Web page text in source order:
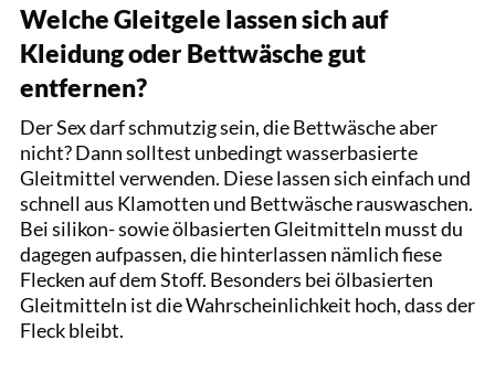
Welche Gleitgele lassen sich auf
Kleidung oder Bettwäsche gut
entfernen?
Der Sex darf schmutzig sein, die Bettwäsche aber
nicht? Dann solltest unbedingt wasserbasierte
Gleitmittel verwenden. Diese lassen sich einfach und
schnell aus Klamotten und Bettwäsche rauswaschen.
Bei silikon- sowie ölbasierten Gleitmitteln musst du
dagegen aufpassen, die hinterlassen nämlich fiese
Flecken auf dem Stoff. Besonders bei ölbasierten
Gleitmitteln ist die Wahrscheinlichkeit hoch, dass der
Fleck bleibt.